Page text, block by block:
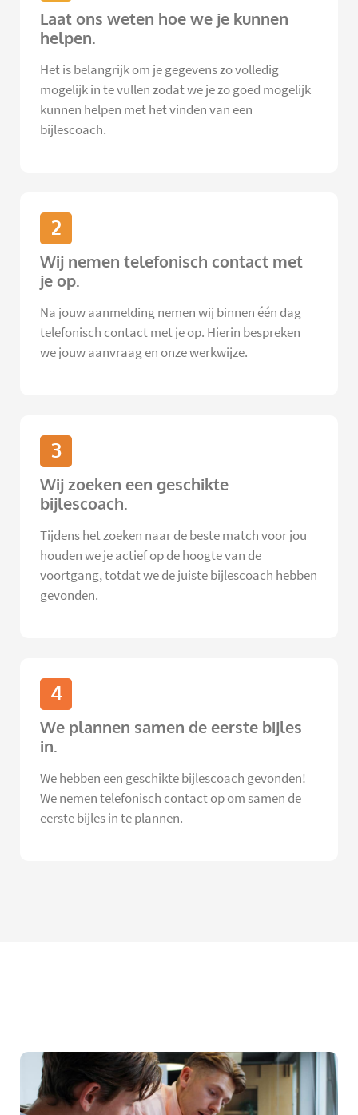
Laat ons weten hoe we je kunnen
helpen.
Het is belangrijk om je gegevens zo volledig
mogelijk in te vullen zodat we je zo goed mogelijk
kunnen helpen met het vinden van een
bijlescoach.
2
Wij nemen telefonisch contact met
je op.
Na jouw aanmelding nemen wij binnen één dag
telefonisch contact met je op. Hierin bespreken
we jouw aanvraag en onze werkwijze.
3
Wij zoeken een geschikte
bijlescoach.
Tijdens het zoeken naar de beste match voor jou
houden we je actief op de hoogte van de
voortgang, totdat we de juiste bijlescoach hebben
gevonden.
4
We plannen samen de eerste bijles
in.
We hebben een geschikte bijlescoach gevonden!
We nemen telefonisch contact op om samen de
eerste bijles in te plannen.